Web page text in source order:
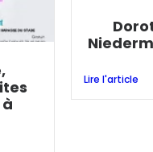
Lire l'article